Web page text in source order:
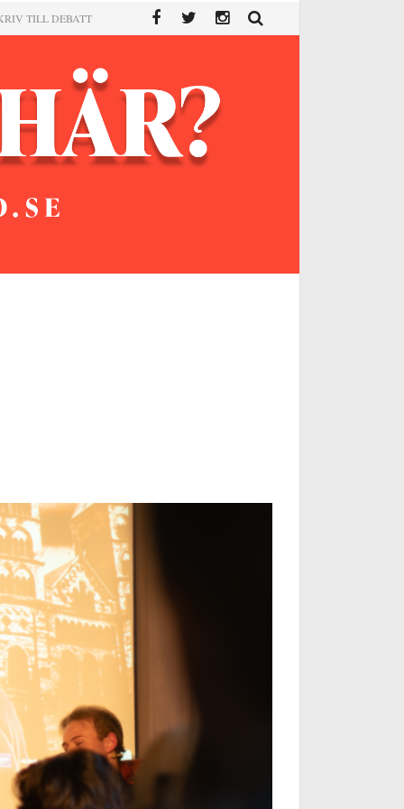
TILL DEBATT